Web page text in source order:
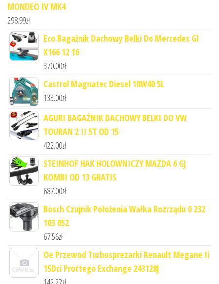
MONDEO IV MK4
298.99zł
Eco Bagażnik Dachowy Belki Do Mercedes Gl
X166 12 16
370.00zł
Castrol Magnatec Diesel 10W40 5L
133.00zł
AGURI BAGAŻNIK DACHOWY BELKI DO VW
TOURAN 2 II 5T OD 15
422.00zł
STEINHOF HAK HOLOWNICZY MAZDA 6 GJ
KOMBI OD 13 GRATIS
687.00zł
Bosch Czujnik Położenia Wałka Rozrządu 0 232
103 052
67.56zł
Oe Przewod Turbosprezarki Renault Megane Ii
15Dci Prottego Exchange 243128J